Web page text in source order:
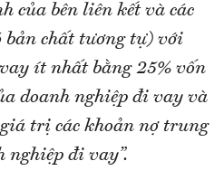
của bên liên kết và các
bản chất tương tự) với
ít nhất bằng 25% vốn
doanh nghiệp đi vay và
trị các khoản nợ trung
nghiệp đi vay”.